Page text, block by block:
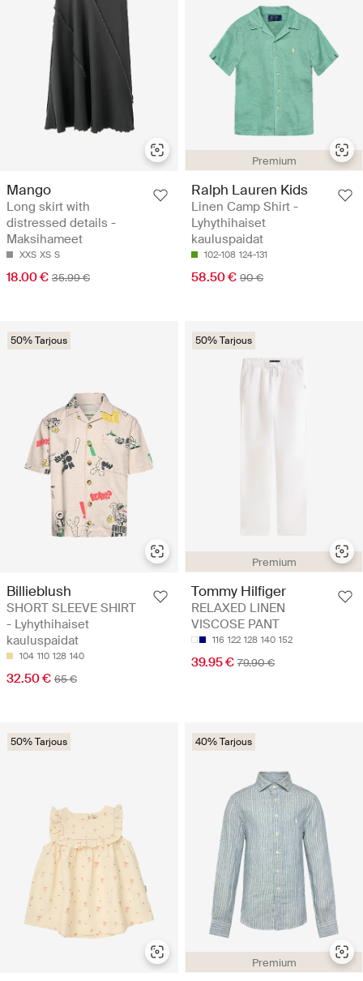
Mango
Long skirt with
distressed details -
Maksihameet
XXS XS S
18.00 € 35.99 €
Premium
Ralph Lauren Kids
Linen Camp Shirt -
Lyhythihaiset
kauluspaidat
102-108 124-131
58.50 € 90 €
50% Tarjous
Billieblush
SHORT SLEEVE SHIRT
- Lyhythihaiset
kauluspaidat
104 110 128 140
32.50 € 65 €
Premium
50% Tarjous
Tommy Hilfiger
RELAXED LINEN
VISCOSE PANT
116 122 128 140 152
39.95 € 79.90 €
50% Tarjous
Premium
40% Tarjous